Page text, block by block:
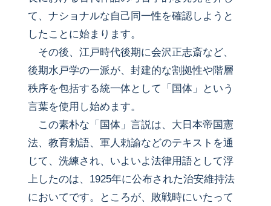
て、ナショナルな自己同一性を確認しようと
したことに始まります。
その後、江戸時代後期に会沢正志斎など、
後期水戸学の一派が、封建的な割拠性や階層
秩序を包括する統一体として「国体」という
言葉を使用し始めます。
この素朴な「国体」言説は、大日本帝国憲
法、教育勅語、軍人勅諭などのテキストを通
じて、洗練され、いよいよ法律用語として浮
上したのは、1925年に公布された治安維持法
においてです。ところが、敗戦時にいたって